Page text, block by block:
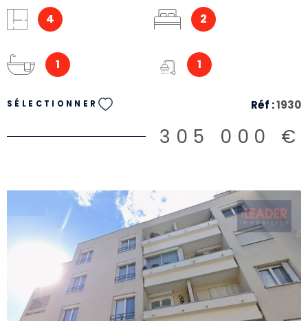
4 2
1 1
SÉLECTIONNER Réf :1930
305 000 €
VOIR LE BIEN